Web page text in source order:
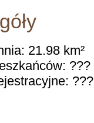
21.98 km²
???
???